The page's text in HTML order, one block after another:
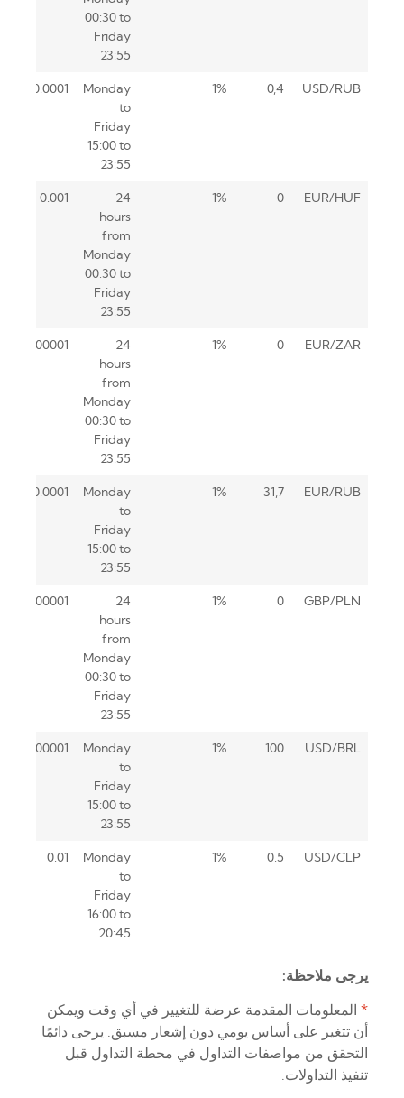
00:30 to
Friday
23:55
USD/RUB
0,4
1%
Monday
to
Friday
15:00 to
23:55
0.0001
EUR/HUF
0
1%
24
hours
from
Monday
00:30 to
Friday
23:55
0.001
EUR/ZAR
0
1%
24
hours
from
Monday
00:30 to
Friday
23:55
0.00001
EUR/RUB
31,7
1%
Monday
to
Friday
15:00 to
23:55
0.0001
GBP/PLN
0
1%
24
hours
from
Monday
00:30 to
Friday
23:55
0.00001
USD/BRL
100
1%
Monday
to
Friday
15:00 to
23:55
0.00001
USD/CLP
0.5
1%
Monday
to
Friday
16:00 to
20:45
0.01
يرجى ملاحظة:
* المعلومات المقدمة عرضة للتغيير في أي وقت ويمكن
أن تتغير على أساس يومي دون إشعار مسبق. يرجى دائمًا
التحقق من مواصفات التداول في محطة التداول قبل
تنفيذ التداولات.